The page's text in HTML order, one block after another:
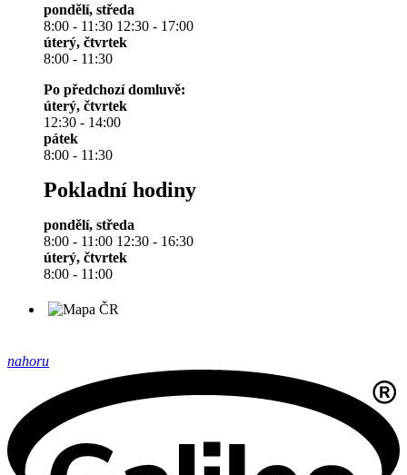
pondělí, středa
8:00 - 11:30 12:30 - 17:00
úterý, čtvrtek
8:00 - 11:30
Po předchozí domluvě:
úterý, čtvrtek
12:30 - 14:00
pátek
8:00 - 11:30
Pokladní hodiny
pondělí, středa
8:00 - 11:00 12:30 - 16:30
úterý, čtvrtek
8:00 - 11:00
nahoru